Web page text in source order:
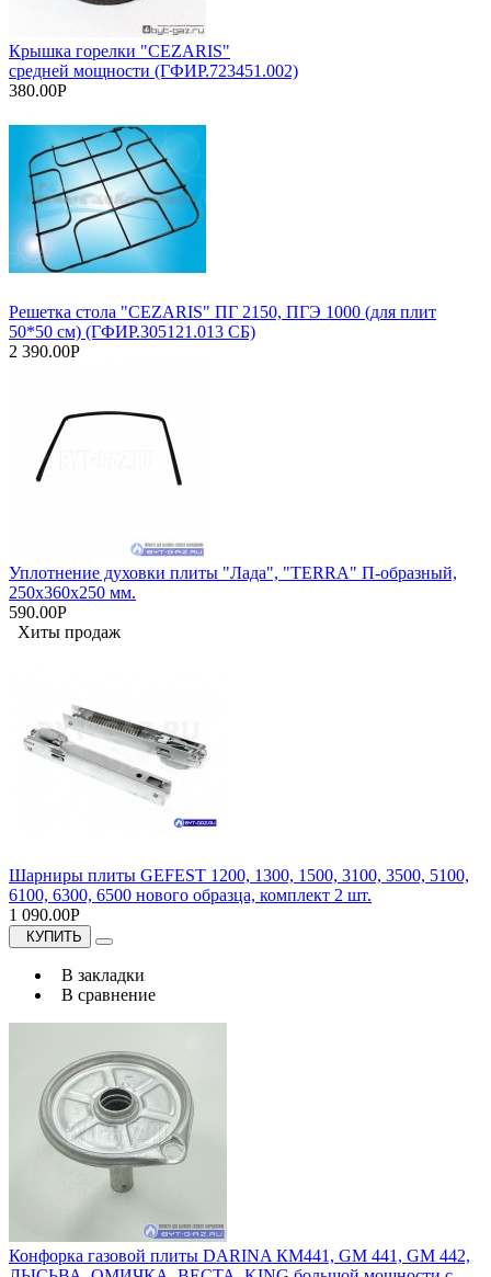
Крышка горелки "CEZARIS"
средней мощности (ГФИР.723451.002)
380.00Р
Решетка стола "CEZARIS" ПГ 2150, ПГЭ 1000 (для плит
50*50 см) (ГФИР.305121.013 СБ)
2 390.00Р
Уплотнение духовки плиты "Лада", "TERRA" П-образный,
250х360х250 мм.
590.00Р
Хиты продаж
Шарниры плиты GEFEST 1200, 1300, 1500, 3100, 3500, 5100,
6100, 6300, 6500 нового образца, комплект 2 шт.
1 090.00Р
КУПИТЬ
В закладки
В сравнение
Конфорка газовой плиты DARINA КМ441, GM 441, GM 442,